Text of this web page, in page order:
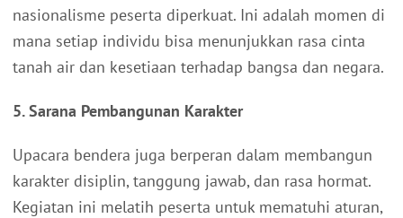
nasionalisme peserta diperkuat. Ini adalah momen di
mana setiap individu bisa menunjukkan rasa cinta
tanah air dan kesetiaan terhadap bangsa dan negara.
5. Sarana Pembangunan Karakter
Upacara bendera juga berperan dalam membangun
karakter disiplin, tanggung jawab, dan rasa hormat.
Kegiatan ini melatih peserta untuk mematuhi aturan,